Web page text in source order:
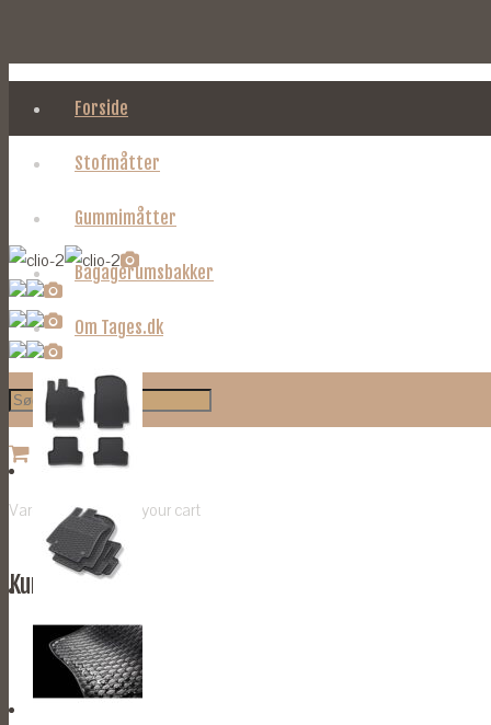
Forside
Stofmåtter
Gummimåtter
Bagagerumsbakker
Om Tages.dk
Vare was added to your cart
Kurv